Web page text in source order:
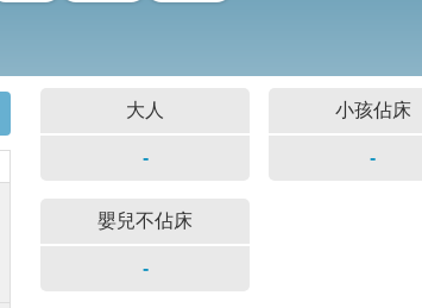
大人 小孩佔床
- -
嬰兒不佔床
-